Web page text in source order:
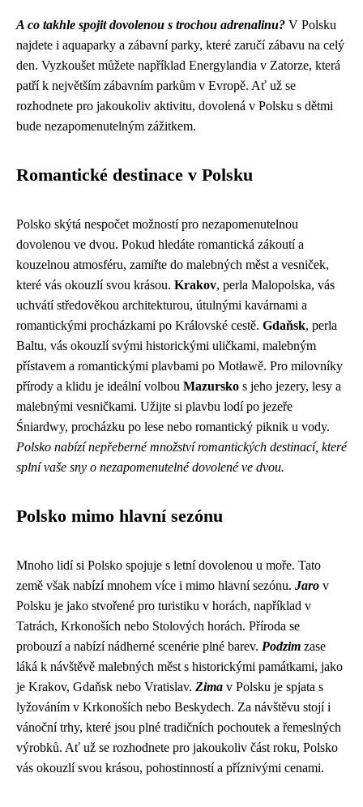
A co takhle spojit dovolenou s trochou adrenalinu? V Polsku
najdete i aquaparky a zábavní parky, které zaručí zábavu na celý
den. Vyzkoušet můžete například Energylandia v Zatorze, která
patří k největším zábavním parkům v Evropě. Ať už se
rozhodnete pro jakoukoliv aktivitu, dovolená v Polsku s dětmi
bude nezapomenutelným zážitkem.
Romantické destinace v Polsku
Polsko skýtá nespočet možností pro nezapomenutelnou
dovolenou ve dvou. Pokud hledáte romantická zákoutí a
kouzelnou atmosféru, zamiřte do malebných měst a vesniček,
které vás okouzlí svou krásou. Krakov, perla Malopolska, vás
uchvátí středověkou architekturou, útulnými kavárnami a
romantickými procházkami po Královské cestě. Gdaňsk, perla
Baltu, vás okouzlí svými historickými uličkami, malebným
přístavem a romantickými plavbami po Motławě. Pro milovníky
přírody a klidu je ideální volbou Mazursko s jeho jezery, lesy a
malebnými vesničkami. Užijte si plavbu lodí po jezeře
Śniardwy, procházku po lese nebo romantický piknik u vody.
Polsko nabízí nepřeberné množství romantických destinací, které
splní vaše sny o nezapomenutelné dovolené ve dvou.
Polsko mimo hlavní sezónu
Mnoho lidí si Polsko spojuje s letní dovolenou u moře. Tato
země však nabízí mnohem více i mimo hlavní sezónu. Jaro v
Polsku je jako stvořené pro turistiku v horách, například v
Tatrách, Krkonoších nebo Stolových horách. Příroda se
probouzí a nabízí nádherné scenérie plné barev. Podzim zase
láká k návštěvě malebných měst s historickými památkami, jako
je Krakov, Gdaňsk nebo Vratislav. Zima v Polsku je spjata s
lyžováním v Krkonoších nebo Beskydech. Za návštěvu stojí i
vánoční trhy, které jsou plné tradičních pochoutek a řemeslných
výrobků. Ať už se rozhodnete pro jakoukoliv část roku, Polsko
vás okouzlí svou krásou, pohostinností a příznivými cenami.